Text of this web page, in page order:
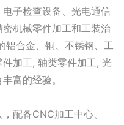
子检查设备、光电通信
机械零件加工和工装治
铝合金、铜、不锈钢、工
加工, 轴类零件加工, 光
富的经验。
配备CNC加工中心、